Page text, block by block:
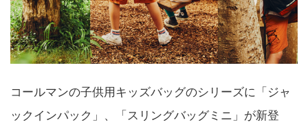
コールマンの子供用キッズバッグのシリーズに「ジャ
ックインパック」、「スリングバッグミニ」が新登